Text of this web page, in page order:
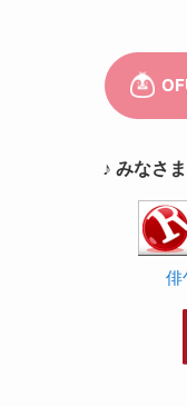
♪ みなさ
俳